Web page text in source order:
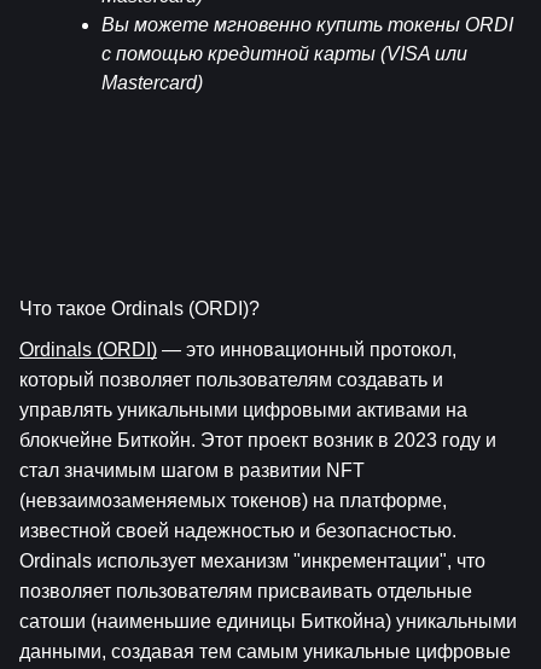
Вы можете мгновенно купить токены ORDI
с помощью кредитной карты (VISA или
Mastercard)
Что такое Ordinals (ORDI)?
Ordinals (ORDI) — это инновационный протокол,
который позволяет пользователям создавать и
управлять уникальными цифровыми активами на
блокчейне Биткойн. Этот проект возник в 2023 году и
стал значимым шагом в развитии NFT
(невзаимозаменяемых токенов) на платформе,
известной своей надежностью и безопасностью.
Ordinals использует механизм "инкрементации", что
позволяет пользователям присваивать отдельные
сатоши (наименьшие единицы Биткойна) уникальными
данными, создавая тем самым уникальные цифровые